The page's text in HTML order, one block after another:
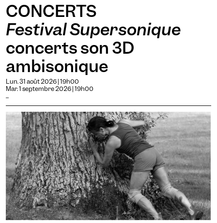
CONCERTS
Festival Supersonique
concerts son 3D
ambisonique
Lun. 31 août 2026 | 19h00
Mar. 1 septembre 2026 | 19h00
...